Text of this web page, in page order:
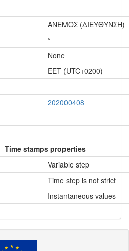
ΑΝΕΜΟΣ (ΔΙΕΥΘΥΝΣΗ)
°
None
EET (UTC+0200)
202000408
Time stamps properties
Variable step
Time step is not strict
Instantaneous values